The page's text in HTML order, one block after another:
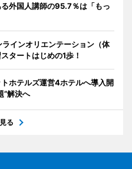
る外国人講師の95.7％は「もっ
インオリエンテーション（体
タートはじめの1歩！
ホテルズ運営4ホテルへ導入開
”解決へ
る